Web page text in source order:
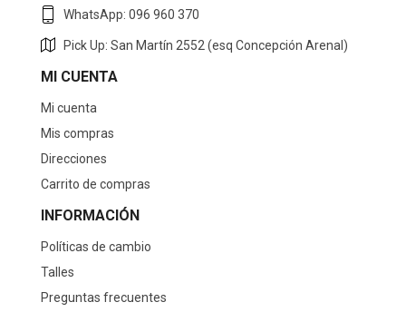
WhatsApp: 096 960 370
Pick Up: San Martín 2552 (esq Concepción Arenal)
MI CUENTA
Mi cuenta
Mis compras
Direcciones
Carrito de compras
INFORMACIÓN
Políticas de cambio
Talles
Preguntas frecuentes